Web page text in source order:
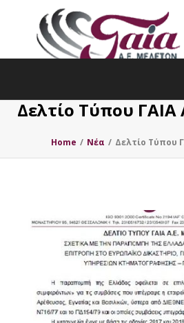
Δελτίο Τύπου ΓΑΙΑ
Home / Nέα / Δελτίο Τύπου